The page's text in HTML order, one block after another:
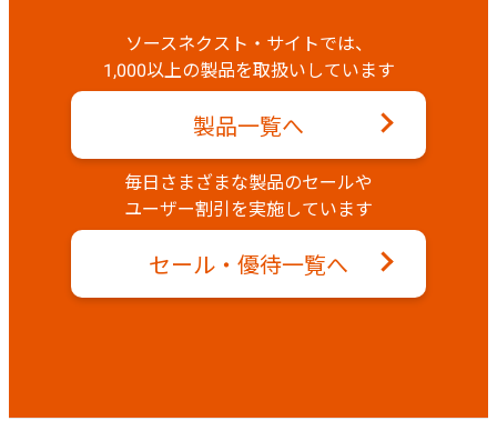
ソースネクスト・サイトでは、
1,000以上の製品を取扱いしています
製品一覧へ
毎日さまざまな製品のセールや
ユーザー割引を実施しています
セール・優待一覧へ